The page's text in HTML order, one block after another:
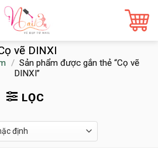
vẽ DINXI
/ Sản phẩm được gắn thẻ “Cọ vẽ
DINXI”
LỌC